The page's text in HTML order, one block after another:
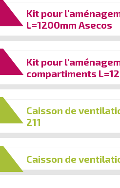
Kit pour
L=1200mm Asecos
Kit pour
compartiments
Caisson de
211
Caisson de